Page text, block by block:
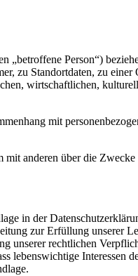
„betroffene Person“)
zu Standortdaten, zu
wirtschaftlichen,
mit
anderen über die
in der
zur Erfüllung unserer
unserer rechtlichen
Interessen